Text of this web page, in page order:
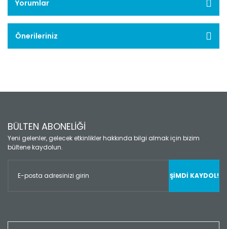
Yorumlar
Önerileriniz
BÜLTEN ABONELİĞİ
Yeni gelenler, gelecek etkinlikler hakkında bilgi almak için bizim
bültene kaydolun.
ŞİMDİ KAYDOL!